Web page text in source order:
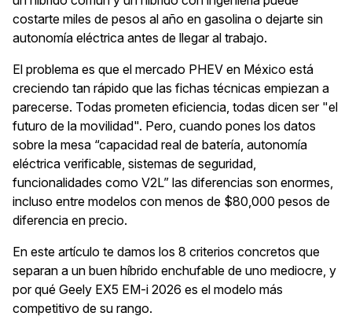
costarte miles de pesos al año en gasolina o dejarte sin
autonomía eléctrica antes de llegar al trabajo.
El problema es que el mercado PHEV en México está
creciendo tan rápido que las fichas técnicas empiezan a
parecerse. Todas prometen eficiencia, todas dicen ser "el
futuro de la movilidad". Pero, cuando pones los datos
sobre la mesa “capacidad real de batería, autonomía
eléctrica verificable, sistemas de seguridad,
funcionalidades como V2L” las diferencias son enormes,
incluso entre modelos con menos de $80,000 pesos de
diferencia en precio.
En este artículo te damos los 8 criterios concretos que
separan a un buen híbrido enchufable de uno mediocre, y
por qué Geely EX5 EM-i 2026 es el modelo más
competitivo de su rango.